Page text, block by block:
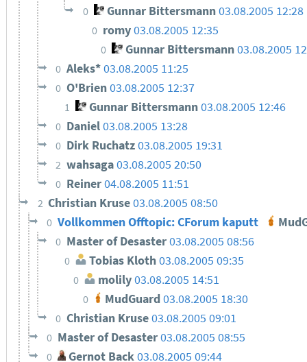
0 Gunnar Bittersmann03.08.2005 12:28
0 romy03.08.2005 12:35
0 Gunnar Bittersmann03.08.2005
0 Aleks*03.08.2005 11:25
0 O'Brien03.08.2005 12:37
1 Gunnar Bittersmann03.08.2005 12:46
0 Daniel03.08.2005 13:28
0 Dirk Ruchatz03.08.2005 19:31
2 wahsaga03.08.2005 20:50
0 Reiner04.08.2005 11:51
2 Christian Kruse03.08.2005 08:50
0 Vollkommen Offtopic: CForum kaputt
0 Master of Desaster03.08.2005 08:56
0 Tobias Kloth03.08.2005 09:35
0 molily03.08.2005 14:51
0 MudGuard 03.08.2005 18:30
0 Christian Kruse03.08.2005 09:01
0 Master of Desaster03.08.2005 08:55
0 Gernot Back 03.08.2005 09:44